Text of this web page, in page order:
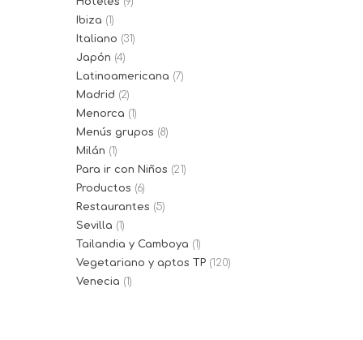
Ibiza (1)
Italiano (31)
Japón (4)
Latinoamericana (7)
Madrid (2)
Menorca (1)
Menús grupos (8)
Milán (1)
Para ir con Niños (21)
Productos (6)
Restaurantes (5)
Sevilla (1)
Tailandia y Camboya (1)
Vegetariano y aptos TP (120)
Venecia (1)